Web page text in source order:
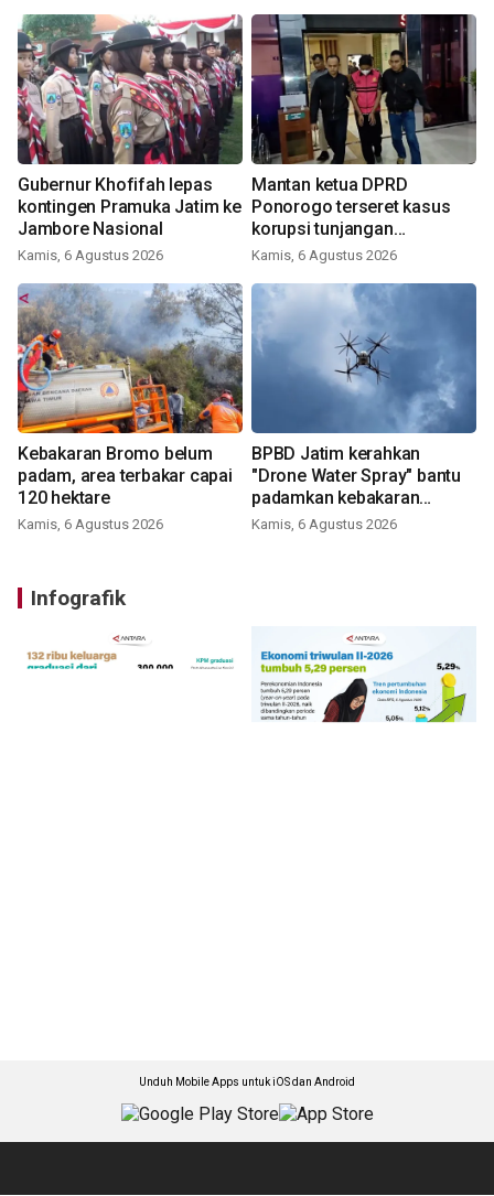
Gubernur Khofifah lepas
kontingen Pramuka Jatim ke
Jambore Nasional
Kamis, 6 Agustus 2026
Mantan ketua DPRD
Ponorogo terseret kasus
korupsi tunjangan
perumahan
Kamis, 6 Agustus 2026
Kebakaran Bromo belum
padam, area terbakar capai
120 hektare
Kamis, 6 Agustus 2026
BPBD Jatim kerahkan
"Drone Water Spray" bantu
padamkan kebakaran
Bromo
Kamis, 6 Agustus 2026
Infografik
Unduh Mobile Apps untuk iOS dan Android